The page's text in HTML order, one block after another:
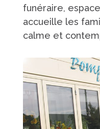
funéraire,
accueille les
calme et